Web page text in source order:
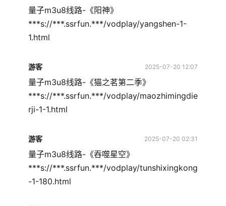
量子m3u8线路-《阳神》
***s://***.ssrfun.***/vodplay/yangshen-1-
1.html
游客 2025-07-20 12:07
量子m3u8线路-《猫之茗第二季》
***s://***.ssrfun.***/vodplay/maozhimingdie
rji-1-1.html
游客 2025-07-20 02:31
量子m3u8线路-《吞噬星空》
***s://***.ssrfun.***/vodplay/tunshixingkong
-1-180.html